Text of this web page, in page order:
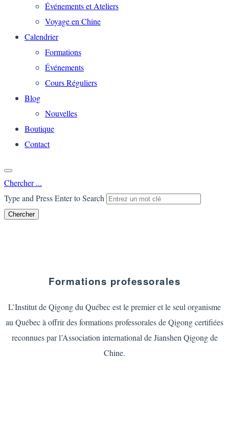
Événements et Ateliers
Voyage en Chine
Calendrier
Formations
Événements
Cours Réguliers
Blog
Nouvelles
Boutique
Contact
Chercher ...
Type and Press Enter to Search
Formations professorales
L’Institut de Qigong du Québec est le premier et le seul organisme
au Québec à offrir des formations professorales de Qigong certifiées
reconnues par l’Association international de Jianshen Qigong de
Chine.